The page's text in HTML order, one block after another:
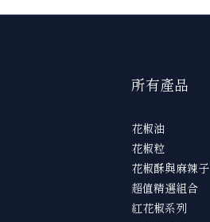
所有產品
花椒油
花椒粒
花椒酥與麻辣子
超值精選組合
紅花椒系列